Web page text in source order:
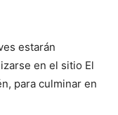
estarán
en el sitio El
para culminar en